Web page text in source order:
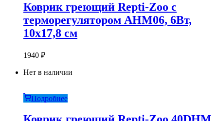
Коврик греющий Repti-Zoo с
терморегулятором AHM06, 6Вт,
10х17,8 см
1940 ₽
Нет в наличии
Подробнее